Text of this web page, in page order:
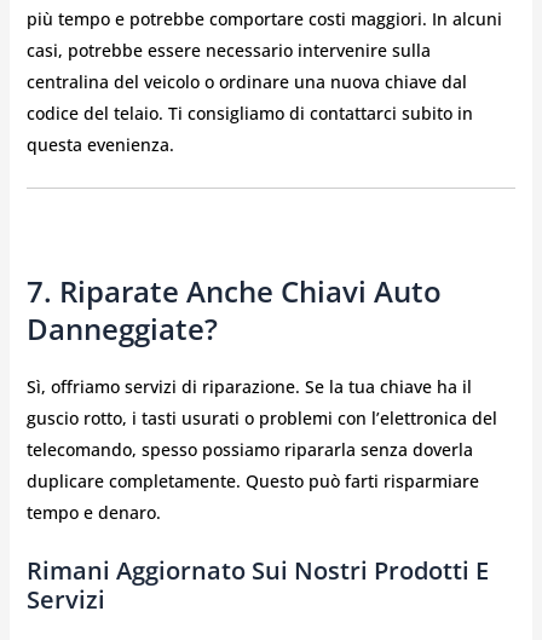
più tempo e potrebbe comportare costi maggiori. In alcuni
casi, potrebbe essere necessario intervenire sulla
centralina del veicolo o ordinare una nuova chiave dal
codice del telaio. Ti consigliamo di contattarci subito in
questa evenienza.
7. Riparate Anche Chiavi Auto
Danneggiate?
Sì, offriamo servizi di riparazione. Se la tua chiave ha il
guscio rotto, i tasti usurati o problemi con l’elettronica del
telecomando, spesso possiamo ripararla senza doverla
duplicare completamente. Questo può farti risparmiare
tempo e denaro.
Rimani Aggiornato Sui Nostri Prodotti E
Servizi